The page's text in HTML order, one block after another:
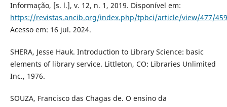
Informação, [s. l.], v. 12, n. 1, 2019. Disponível em:
https://revistas.ancib.org/index.php/tpbci/article/view/477/459
Acesso em: 16 jul. 2024.
SHERA, Jesse Hauk. Introduction to Library Science: basic
elements of library service. Littleton, CO: Libraries Unlimited
Inc., 1976.
SOUZA, Francisco das Chagas de. O ensino da